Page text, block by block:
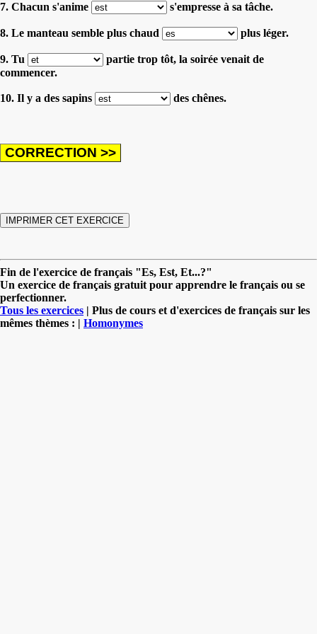
7. Chacun s'anime s'empresse à sa tâche.
8. Le manteau semble plus chaud plus léger.
9. Tu
partie trop tôt, la soirée venait de
commencer.
10. Il y a des sapins des chênes.
Fin de l'exercice de français "Es, Est, Et...?"
Un exercice de français gratuit pour apprendre le français ou se
perfectionner.
Tous les exercices | Plus de cours et d'exercices de français sur les
mêmes thèmes : | Homonymes